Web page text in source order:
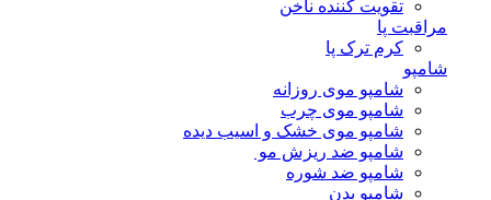
تقویت کننده ناخن
مراقبت پا
کرم ترک پا
شامپو
شامپو موی روزانه
شامپو موی چرب
شامپو موی خشک و اسیب دیده
شامپو ضد ریزش مو
شامپو ضد شوره
شامپو بدن